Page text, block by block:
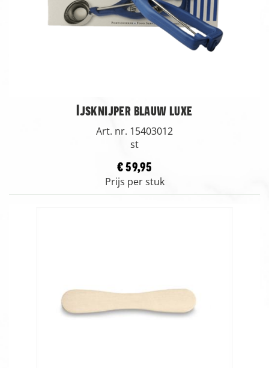
Ijsknijper blauw luxe
Art. nr. 15403012
st
€ 59,95
Prijs per stuk